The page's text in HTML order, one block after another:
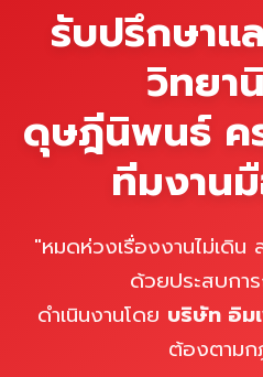
รับปรึกษาแ
วิทยา
ดุษฎีนิพนธ์ ค
ทีมงาน
"หมดห่วงเรื่องงานไม่เดิน
ด้วยประสบกา
ดำเนินงานโดย บริษัท อิม
ต้องตามก